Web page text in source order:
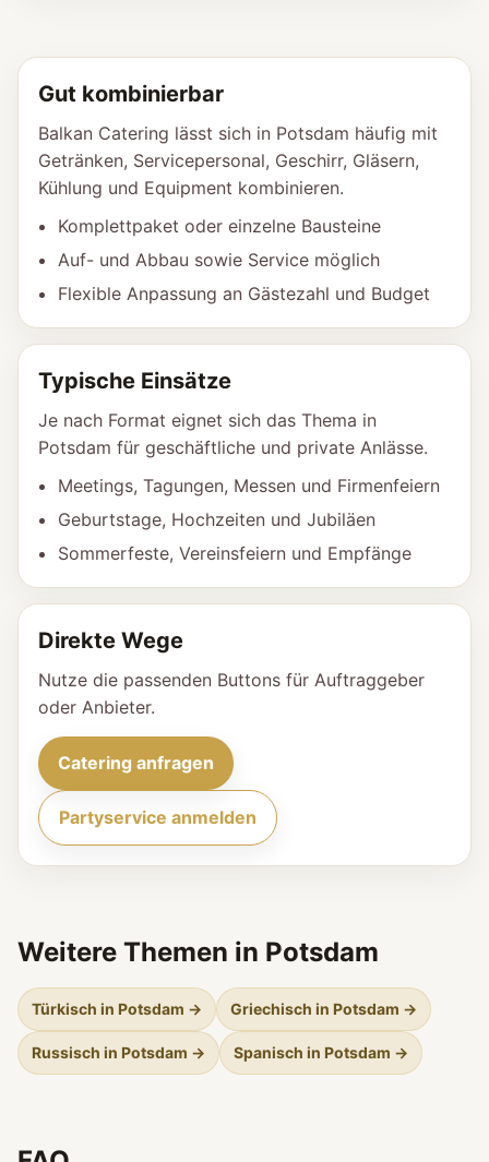
Gut kombinierbar
Balkan Catering lässt sich in Potsdam häufig mit
Getränken, Servicepersonal, Geschirr, Gläsern,
Kühlung und Equipment kombinieren.
Komplettpaket oder einzelne Bausteine
Auf- und Abbau sowie Service möglich
Flexible Anpassung an Gästezahl und Budget
Typische Einsätze
Je nach Format eignet sich das Thema in
Potsdam für geschäftliche und private Anlässe.
Meetings, Tagungen, Messen und Firmenfeiern
Geburtstage, Hochzeiten und Jubiläen
Sommerfeste, Vereinsfeiern und Empfänge
Direkte Wege
Nutze die passenden Buttons für Auftraggeber
oder Anbieter.
Catering anfragen
Partyservice anmelden
Weitere Themen in Potsdam
Türkisch in Potsdam → Griechisch in Potsdam →
Russisch in Potsdam → Spanisch in Potsdam →